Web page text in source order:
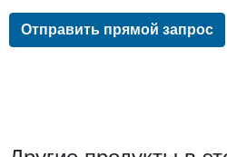
Отправить прямой запрос